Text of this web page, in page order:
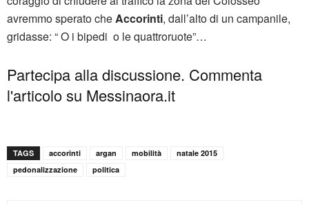
avremmo sperato cheAccorinti, dall’alto di un campanile,
gridasse: “ O i bipedi o le quattroruote”…
Partecipa alla discussione. Commenta
l'articolo su Messinaora.it
TAGS accorinti argan mobilità
natale 2015
pedonalizzazione
politica